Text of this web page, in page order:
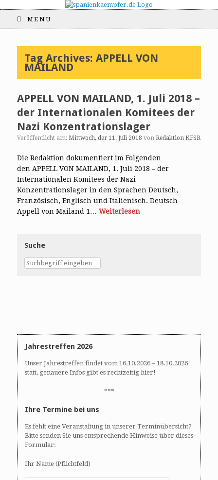
MENU
Tag Archives: APPELL VON
MAILAND
APPELL VON MAILAND, 1. Juli 2018 –
der Internationalen Komitees der
Nazi Konzentrationslager
Veröffentlicht am: Mittwoch, der 11. Juli 2018 von Redaktion KFSR
Die Redaktion dokumentiert im Folgenden
den APPELL VON MAILAND, 1. Juli 2018 – der
Internationalen Komitees der Nazi
Konzentrationslager in den Sprachen Deutsch,
Französisch, Englisch und Italienisch. Deutsch
Appell von Mailand 1… Weiterlesen
Suche
Jahrestreffen 2026
Unser Jahrestreffen findet vom 16.10.2026 – 18.10.2026
statt, genauere Infos gibt es rechtzeitig hier!
***
Ihre Termine bei uns
Es fehlt eine Veranstaltung in unserer Terminübersicht?
Bitte senden Sie uns entsprechende Hinweise über dieses
Formular:
Ihr Name (Pflichtfeld)